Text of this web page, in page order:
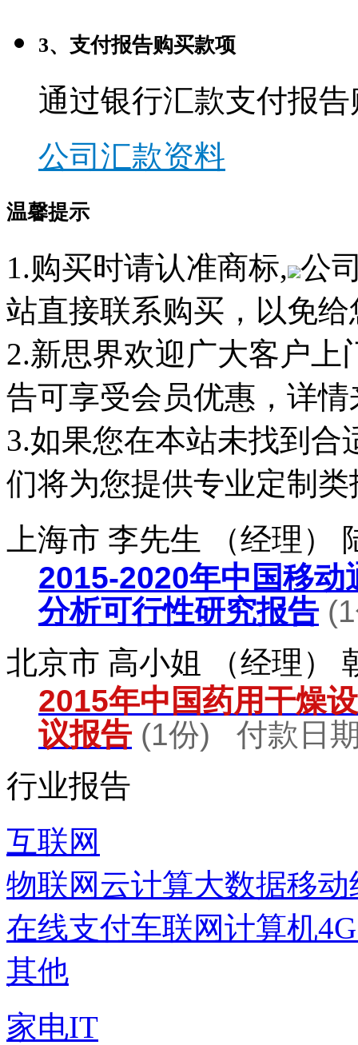
3、支付报告购买款项
通过银行汇款支付报
公司汇款资料
温馨提示
1.购买时请认准商标, 公
站直接联系购买，以免
2.新思界欢迎广大客户
告可享受会员优惠，详
3.如果您在本站未找到
们将为您提供专业定制类
上海市 李先生 （经理）
2015-2020年中国移
分析可行性研究报告(1
北京市 高小姐 （经理）
2015年中国药用干燥
议报告 (1份) 付款日
行业报告
互联网
物联网 云计算大数据移动
在线支付车联网计算机
其他
家电IT